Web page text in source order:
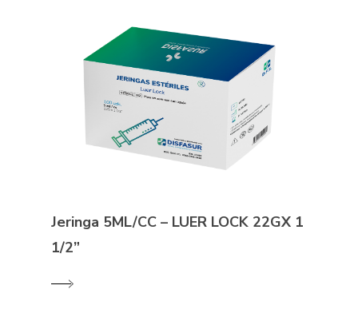
Jeringa 5ML/CC – LUER LOCK 22GX 1
1/2”